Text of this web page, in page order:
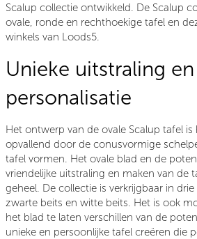
Scalup collectie ontwikkeld. De Scalup
ovale, ronde en rechthoekige tafel en
winkels van Loods5.
Unieke uitstraling en
personalisatie
Het ontwerp van de ovale Scalup tafel
opvallend door de conusvormige
tafel vormen. Het ovale blad en de
vriendelijke uitstraling en maken van de
geheel. De collectie is verkrijgbaar in
zwarte beits en witte beits. Het is ook
het blad te laten verschillen van de
unieke en persoonlijke tafel creëren die